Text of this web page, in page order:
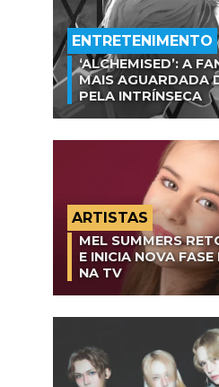
ENTRETENIMENTO
‘ALCHEMISED’: A
MAIS AGUARDADA
PELA INTRÍNSECA
ARTISTAS
MEL SUMMERS
E INICIA NOVA
NA TV